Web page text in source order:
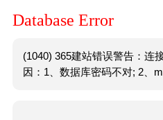
Database Error
(1040) 365建站错误警告：连
因：1、数据库密码不对; 2、